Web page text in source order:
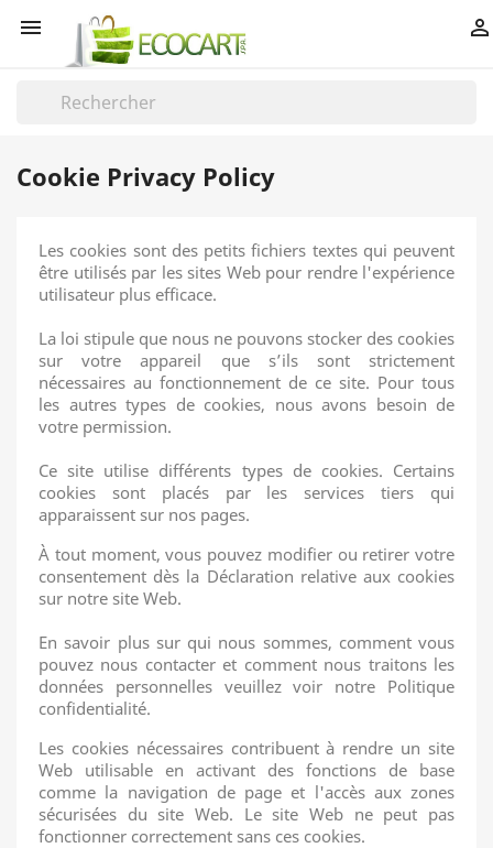
 
Cookie Privacy Policy
Les cookies sont des petits fichiers textes qui peuvent
être utilisés par les sites Web pour rendre l'expérience
utilisateur plus efficace.
La loi stipule que nous ne pouvons stocker des cookies
sur votre appareil que s’ils sont strictement
nécessaires au fonctionnement de ce site. Pour tous
les autres types de cookies, nous avons besoin de
votre permission.
Ce site utilise différents types de cookies. Certains
cookies sont placés par les services tiers qui
apparaissent sur nos pages.
À tout moment, vous pouvez modifier ou retirer votre
consentement dès la Déclaration relative aux cookies
sur notre site Web.
En savoir plus sur qui nous sommes, comment vous
pouvez nous contacter et comment nous traitons les
données personnelles veuillez voir notre Politique
confidentialité.
Les cookies nécessaires contribuent à rendre un site
Web utilisable en activant des fonctions de base
comme la navigation de page et l'accès aux zones
sécurisées du site Web. Le site Web ne peut pas
fonctionner correctement sans ces cookies.